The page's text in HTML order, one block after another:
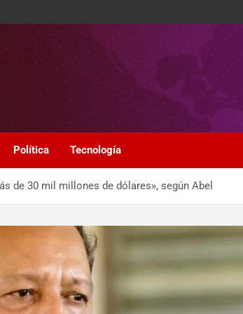
Política Tecnología
de 30 mil millones de dólares», según Abel